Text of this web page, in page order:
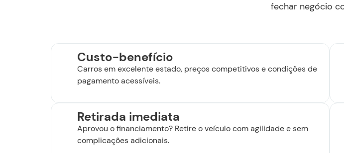
fechar negócio
Custo-benefício
Carros em excelente estado, preços competitivos e condições de
pagamento acessíveis.
Retirada imediata
Aprovou o financiamento? Retire o veículo com agilidade e sem
complicações adicionais.